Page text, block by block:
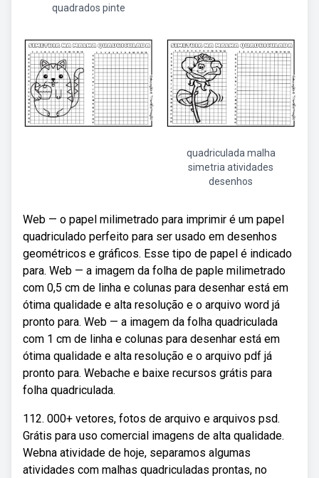
quadrados pinte
quadriculada malha
simetria atividades
desenhos
Web — o papel milimetrado para imprimir é um papel
quadriculado perfeito para ser usado em desenhos
geométricos e gráficos. Esse tipo de papel é indicado
para. Web — a imagem da folha de paple milimetrado
com 0,5 cm de linha e colunas para desenhar está em
ótima qualidade e alta resolução e o arquivo word já
pronto para. Web — a imagem da folha quadriculada
com 1 cm de linha e colunas para desenhar está em
ótima qualidade e alta resolução e o arquivo pdf já
pronto para. Webache e baixe recursos grátis para
folha quadriculada.
112. 000+ vetores, fotos de arquivo e arquivos psd.
Grátis para uso comercial imagens de alta qualidade.
Webna atividade de hoje, separamos algumas
atividades com malhas quadriculadas prontas, no